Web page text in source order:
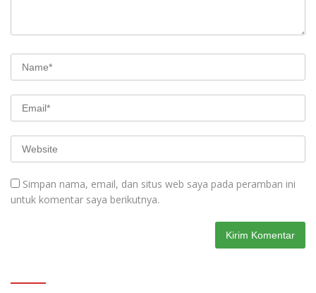
Simpan nama, email, dan situs web saya pada peramban ini
untuk komentar saya berikutnya.